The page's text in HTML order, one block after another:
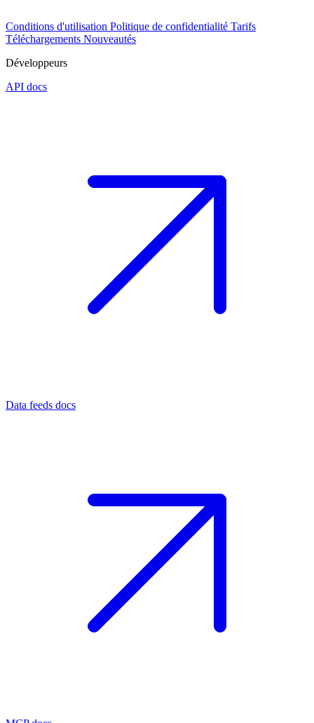
Conditions d'utilisation Politique de confidentialité Tarifs
Téléchargements Nouveautés
Développeurs
API docs
Data feeds docs